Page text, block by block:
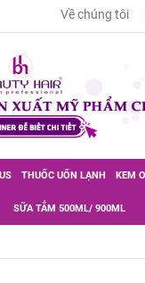
Về chúng tôi
THUỐC UỐN LẠNH KEM
SỮA TẮM 500ML/ 900ML